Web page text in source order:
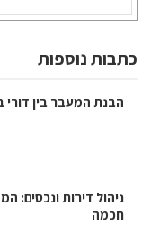
כתבות נוספות
הבנת המעבר בין
ניהול דירות ונכסים:
חכמה